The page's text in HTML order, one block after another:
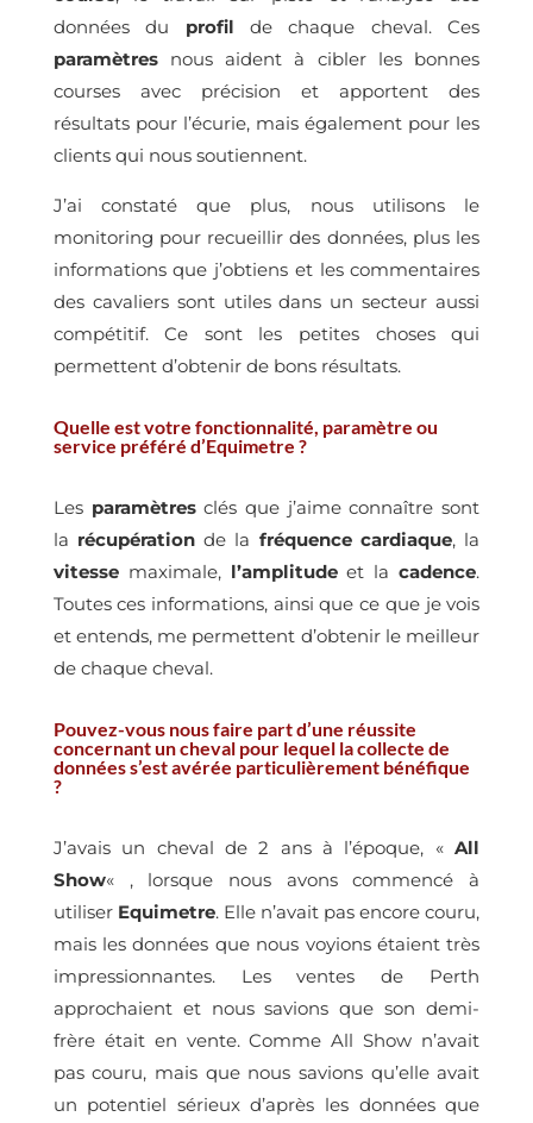
données du profil de chaque cheval. Ces
paramètresnous aident à cibler les bonnes
courses avec précision et apportent des
résultats pour l’écurie, mais également pour les
clients qui nous soutiennent.
J’ai constaté que plus, nous utilisons le
monitoring pour recueillir des données, plus les
informations que j’obtiens et les commentaires
des cavaliers sont utiles dans un secteur aussi
compétitif. Ce sont les petites choses qui
permettent d’obtenir de bons résultats.
Quelle est votre fonctionnalité, paramètre ou
service préféré d’Equimetre ?
Les paramètresclés que j’aime connaître sont
la récupération de la fréquence cardiaque, la
vitessemaximale, l’amplitudeet lacadence.
Toutes ces informations, ainsi que ce que je vois
et entends, me permettent d’obtenir le meilleur
de chaque cheval.
Pouvez-vous nous faire part d’une réussite
concernant un cheval pour lequel la collecte de
données s’est avérée particulièrement bénéfique
?
J’avais un cheval de 2 ans à l’époque, «All
Show« , lorsque nous avons commencé à
utiliser Equimetre. Elle n’avait pas encore couru,
mais les données que nous voyions étaient très
impressionnantes. Les ventes de Perth
approchaient et nous savions que son demi-
frère était en vente. Comme All Show n’avait
pas couru, mais que nous savions qu’elle avait
un potentiel sérieux d’après les données que